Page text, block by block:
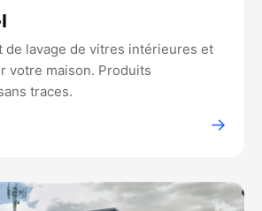
de lavage de vitres intérieures et
votre maison. Produits
traces.
→